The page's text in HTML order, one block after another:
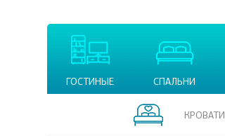
ГОСТИНЫЕ СПАЛЬНИ
КРОВАТИ